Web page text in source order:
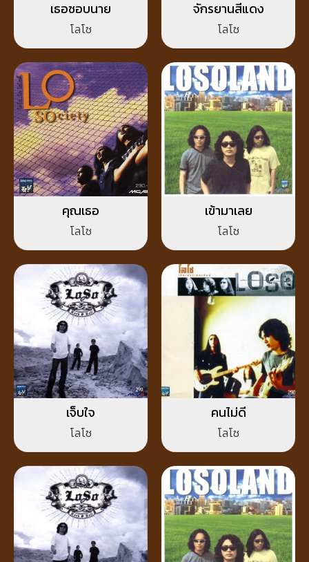
เธอชอบนาย
โลโซ
จักรยานสีแดง
โลโซ
คุณเธอ
โลโซ
เข้ามาเลย
โลโซ
เจ็บใจ
โลโซ
คนไม่ดี
โลโซ